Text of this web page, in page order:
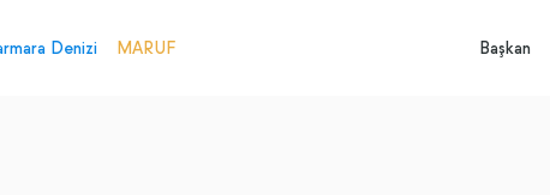
Denizi MARUF Başkan